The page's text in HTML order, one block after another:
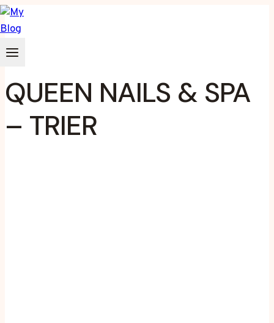
Zum
Inhalt
springen
QUEEN NAILS & SPA
– TRIER